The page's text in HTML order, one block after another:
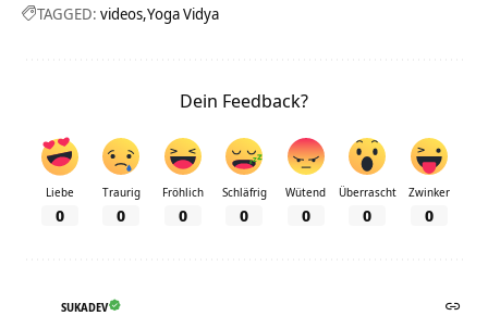
TAGGED: videos Yoga Vidya
Dein Feedback?
Liebe
0
Traurig
0
Fröhlich
0
Schläfrig
0
Wütend
0
Überrascht
0
Zwinker
0
SUKADEV